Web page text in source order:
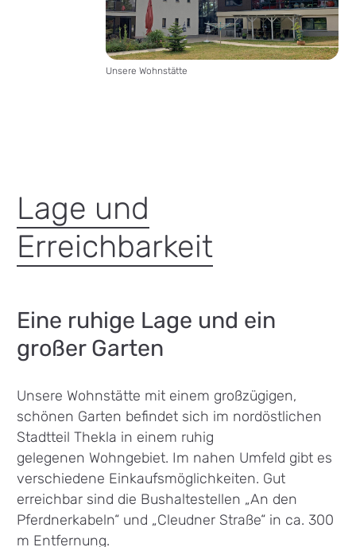
Unsere Wohnstätte
Lage und
Erreichbarkeit
Eine ruhige Lage und ein
großer Garten
Unsere Wohnstätte mit einem großzügigen,
schönen Garten befindet sich im nordöstlichen
Stadtteil Thekla in einem ruhig
gelegenen Wohngebiet. Im nahen Umfeld gibt es
verschiedene Einkaufsmöglichkeiten. Gut
erreichbar sind die Bushaltestellen „An den
Pferdnerkabeln“ und „Cleudner Straße“ in ca. 300
m Entfernung.